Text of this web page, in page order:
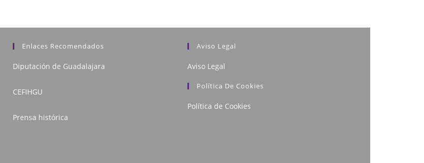
Enlaces Recomendados
Diputación de Guadalajara
CEFIHGU
Prensa histórica
Aviso Legal
Aviso Legal
Política De Cookies
Política de Cookies